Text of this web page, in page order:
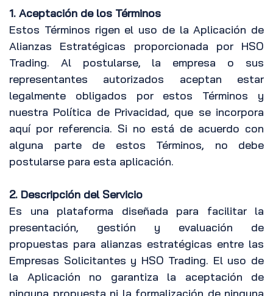
1. Aceptación de los Términos
Estos Términos rigen el uso de la Aplicación de
Alianzas Estratégicas proporcionada por HSO
Trading. Al postularse, la empresa o sus
representantes autorizados aceptan estar
legalmente obligados por estos Términos y
nuestra Política de Privacidad, que se incorpora
aquí por referencia. Si no está de acuerdo con
alguna parte de estos Términos, no debe
postularse para esta aplicación.
2. Descripción del Servicio
Es una plataforma diseñada para facilitar la
presentación, gestión y evaluación de
propuestas para alianzas estratégicas entre las
Empresas Solicitantes y HSO Trading. El uso de
la Aplicación no garantiza la aceptación de